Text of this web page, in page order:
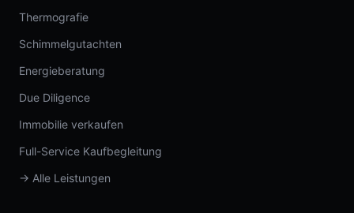
Thermografie
Schimmelgutachten
Energieberatung
Due Diligence
Immobilie verkaufen
Full-Service Kaufbegleitung
→ Alle Leistungen